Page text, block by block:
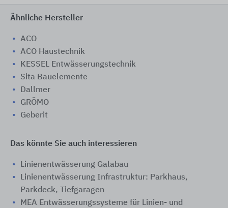
Ähnliche Hersteller
ACO
ACO Haustechnik
KESSEL Entwässerungstechnik
Sita Bauelemente
Dallmer
GRÖMO
Geberit
Das könnte Sie auch interessieren
Linienentwässerung Galabau
Linienentwässerung Infrastruktur: Parkhaus,
Parkdeck, Tiefgaragen
MEA Entwässerungssysteme für Linien- und